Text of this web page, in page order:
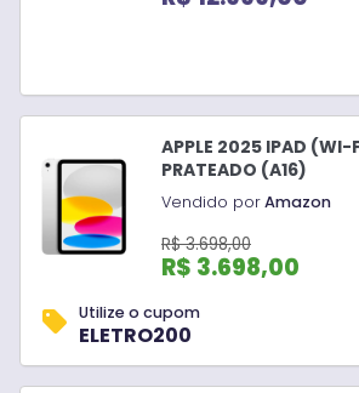
APPLE 2025 IPAD (WI-
PRATEADO (A16)
Vendido porAmazon
R$ 3.698,00
R$ 3.698,00
sell Utilize o cupom
ELETRO200